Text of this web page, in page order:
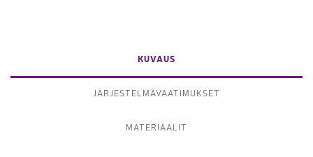
KUVAUS
JÄRJESTELMÄVAATIMUKSET
MATERIAALIT